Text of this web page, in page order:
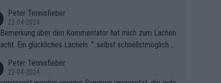
Peter Tennisfieber
22-04-2024
über den Kommentator hat mich zum Lachen
Ein glückliches Lächeln. "..selbst schnellstmöglich na
Peter Tennisfieber
22-04-2024